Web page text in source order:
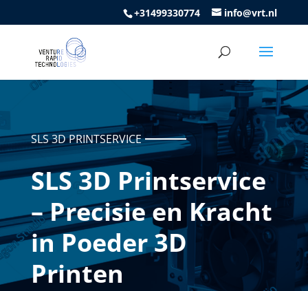
+31499330774 info@vrt.nl
SLS 3D PRINTSERVICE
SLS 3D Printservice
– Precisie en Kracht
in Poeder 3D
Printen